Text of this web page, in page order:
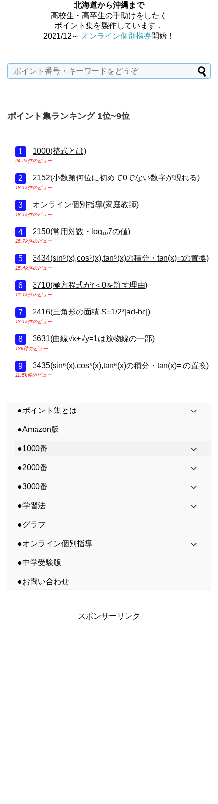
北海道から沖縄まで
高校生・高卒生の手助けをしたく
ポイント集を製作しています．
2021/12～ オンライン個別指導開始！
ポイント集ランキング 1位~9位
1000(整式とは)
24.2k件のビュー
2152(小数第何位に初めて0でない数字が現れる)
18.1k件のビュー
オンライン個別指導(家庭教師)
18.1k件のビュー
2150(常用対数・log₁₀7の値)
15.7k件のビュー
3434(sin⁵(x),cos⁵(x),tan⁵(x)の積分・tan(x)=tの置換)
15.4k件のビュー
3710(極方程式がr＜0を許す理由)
15.1k件のビュー
2416(三角形の面積 S=1/2*|ad-bc|)
13.1k件のビュー
3631(曲線√x+√y=1は放物線の一部)
13k件のビュー
3435(sin⁶(x),cos⁶(x),tan⁶(x)の積分・tan(x)=tの置換)
11.5k件のビュー
●ポイント集とは
●Amazon版
●1000番
●2000番
●3000番
●学習法
●グラフ
●オンライン個別指導
●中学受験版
●お問い合わせ
スポンサーリンク